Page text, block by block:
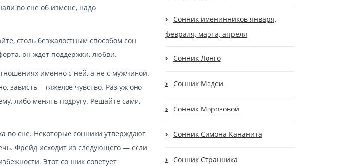
во сне об измене, надо
столь безжалостным способом сон
он ждет поддержки, любви.
именно с ней, а не с мужчиной.
зависть – тяжелое чувство. Раз уж оно
либо менять подругу. Решайте сами,
во сне. Некоторые сонники утверждают
Фрейд исходит из следующего — если
Этот сонник советует
Сонник именинников января,
февраля, марта, апреля
Сонник Лонго
Сонник Медеи
Сонник Морозовой
Сонник Симона Кананита
Сонник Странника